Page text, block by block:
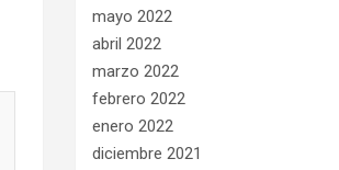
mayo 2022
abril 2022
marzo 2022
febrero 2022
enero 2022
diciembre 2021